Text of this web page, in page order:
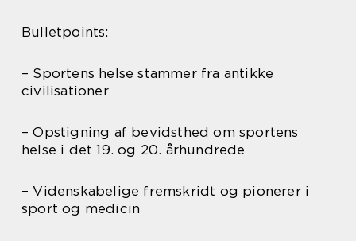
Bulletpoints:
– Sportens helse stammer fra antikke
civilisationer
– Opstigning af bevidsthed om sportens
helse i det 19. og 20. århundrede
– Videnskabelige fremskridt og pionerer i
sport og medicin